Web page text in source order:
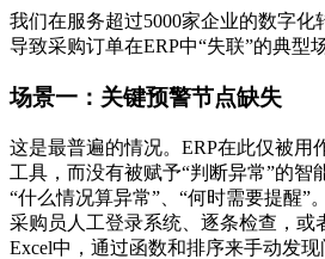
我们在服务超过5000家企业的数字化
导致采购订单在ERP中“失联”的典型
场景一：关键预警节点缺失
这是最普遍的情况。ERP在此仅被用
工具，而没有被赋予“判断异常”的智
“什么情况算异常”、“何时需要提醒”
采购员人工登录系统、逐条检查，或
Excel中，通过函数和排序来手动发